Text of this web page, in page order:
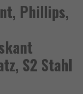
Phillips,
S2 Stahl